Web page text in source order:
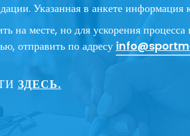
Указанная в анкете информация
на месте, но для ускорения
отправить по адресу
ЗДЕСЬ.